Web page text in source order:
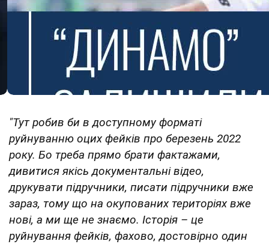
"Тут робив би в доступному форматі
руйнуванню оцих фейків про березень 2022
року. Бо треба прямо брати фактажами,
дивитися якісь документальні відео,
друкувати підручники, писати підручники вже
зараз, тому що на окупованих територіях вже
нові, а ми ще не знаємо. Історія – це
руйнування фейків, фахово, достовірно один